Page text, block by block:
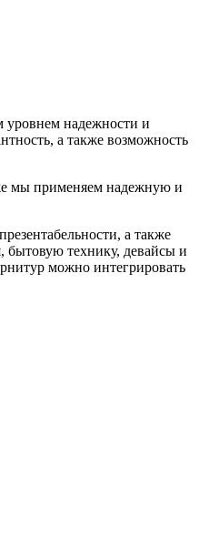
уровнем надежности и
а также возможность
мы применяем надежную и
а также
бытовую технику, девайсы и
можно интегрировать